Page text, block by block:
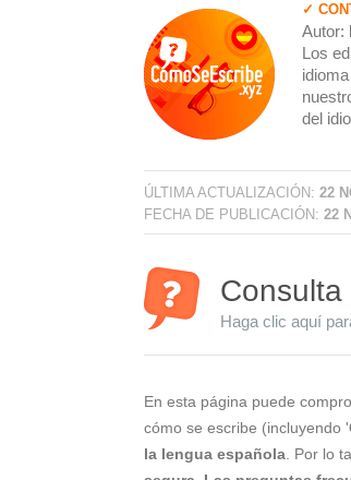
✓
Autor:
Los
del
ÚLTIMA ACTUALIZACIÓN: 22
FECHA DE PUBLICACIÓN: 22
Haga clic aquí
En esta página puede
cómo se escribe (incluyendo '
la lengua española . Por lo